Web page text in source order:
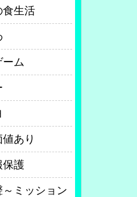
食生活
ーム
あり
保護
～ミッション